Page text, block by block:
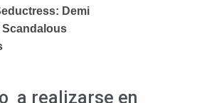
a realizarse en